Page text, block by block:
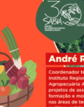
Cantos
do
Sabiá